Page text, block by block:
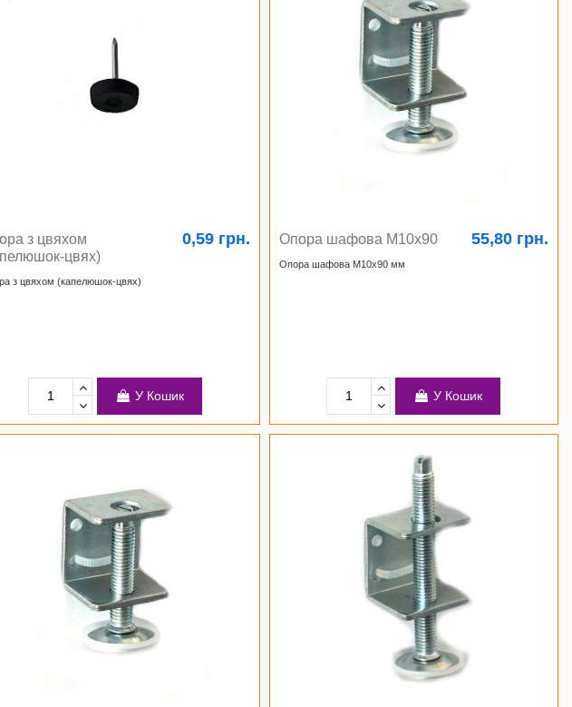
з цвяхом
цвях)
0,59 грн.
з цвяхом (капелюшок-цвях)
У Кошик
Опора шафова М10х90 55,80 грн.
Опора шафова М10х90 мм
У Кошик